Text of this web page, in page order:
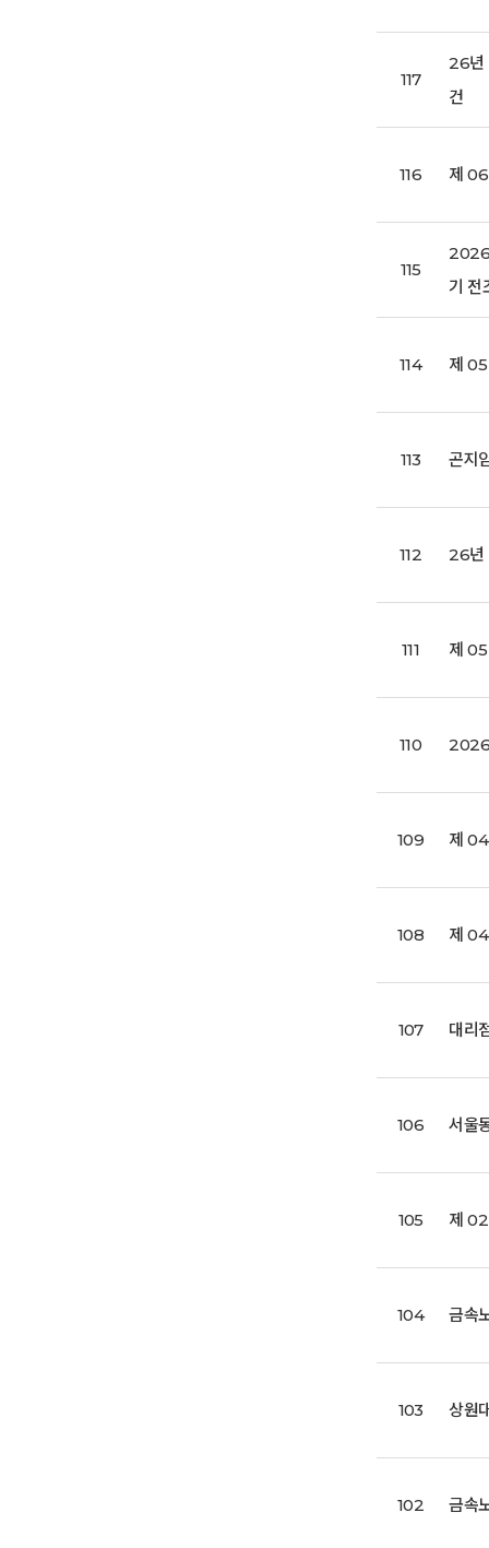
117
26년
건
116 제
115
2026
기 전
114 제
113 곤지
112 26년
111 제
110 2026
109 제
108 제
107 대리
106 서울
105 제
104 금속
103 상원
102 금속